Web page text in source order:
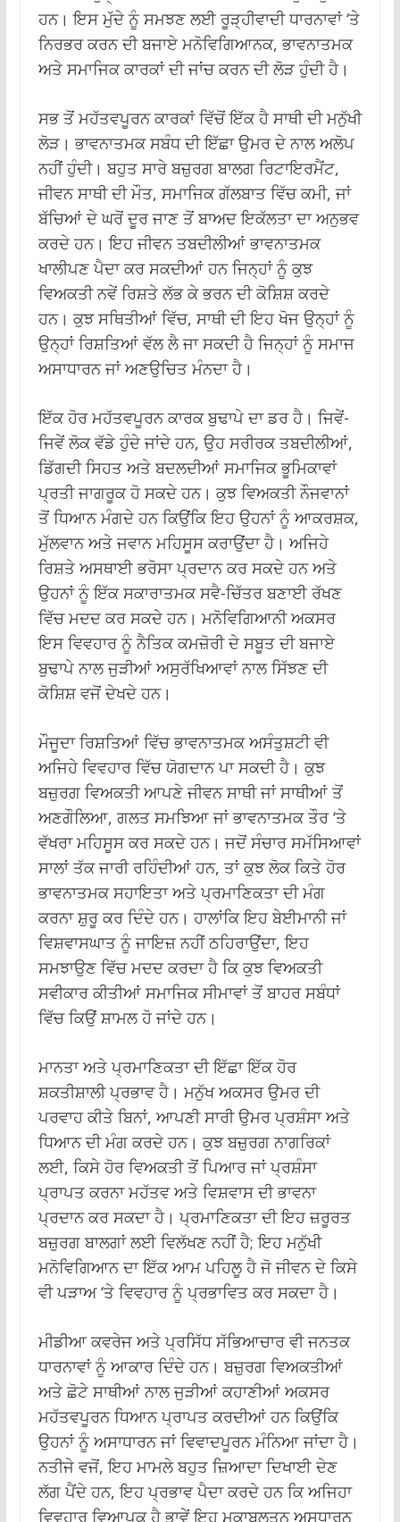
ਹਨ। ਇਸ ਮੁੱਦੇ ਨੂੰ ਸਮਝਣ ਲਈ ਰੂੜ੍ਹੀਵਾਦੀ ਧਾਰਨਾਵਾਂ ‘ਤੇ
ਨਿਰਭਰ ਕਰਨ ਦੀ ਬਜਾਏ ਮਨੋਵਿਗਿਆਨਕ, ਭਾਵਨਾਤਮਕ
ਅਤੇ ਸਮਾਜਿਕ ਕਾਰਕਾਂ ਦੀ ਜਾਂਚ ਕਰਨ ਦੀ ਲੋੜ ਹੁੰਦੀ ਹੈ।
ਸਭ ਤੋਂ ਮਹੱਤਵਪੂਰਨ ਕਾਰਕਾਂ ਵਿੱਚੋਂ ਇੱਕ ਹੈ ਸਾਥੀ ਦੀ ਮਨੁੱਖੀ
ਲੋੜ। ਭਾਵਨਾਤਮਕ ਸਬੰਧ ਦੀ ਇੱਛਾ ਉਮਰ ਦੇ ਨਾਲ ਅਲੋਪ
ਨਹੀਂ ਹੁੰਦੀ। ਬਹੁਤ ਸਾਰੇ ਬਜ਼ੁਰਗ ਬਾਲਗ ਰਿਟਾਇਰਮੈਂਟ,
ਜੀਵਨ ਸਾਥੀ ਦੀ ਮੌਤ, ਸਮਾਜਿਕ ਗੱਲਬਾਤ ਵਿੱਚ ਕਮੀ, ਜਾਂ
ਬੱਚਿਆਂ ਦੇ ਘਰੋਂ ਦੂਰ ਜਾਣ ਤੋਂ ਬਾਅਦ ਇਕੱਲਤਾ ਦਾ ਅਨੁਭਵ
ਕਰਦੇ ਹਨ। ਇਹ ਜੀਵਨ ਤਬਦੀਲੀਆਂ ਭਾਵਨਾਤਮਕ
ਖਾਲੀਪਣ ਪੈਦਾ ਕਰ ਸਕਦੀਆਂ ਹਨ ਜਿਨ੍ਹਾਂ ਨੂੰ ਕੁਝ
ਵਿਅਕਤੀ ਨਵੇਂ ਰਿਸ਼ਤੇ ਲੱਭ ਕੇ ਭਰਨ ਦੀ ਕੋਸ਼ਿਸ਼ ਕਰਦੇ
ਹਨ। ਕੁਝ ਸਥਿਤੀਆਂ ਵਿੱਚ, ਸਾਥੀ ਦੀ ਇਹ ਖੋਜ ਉਨ੍ਹਾਂ ਨੂੰ
ਉਨ੍ਹਾਂ ਰਿਸ਼ਤਿਆਂ ਵੱਲ ਲੈ ਜਾ ਸਕਦੀ ਹੈ ਜਿਨ੍ਹਾਂ ਨੂੰ ਸਮਾਜ
ਅਸਾਧਾਰਨ ਜਾਂ ਅਣਉਚਿਤ ਮੰਨਦਾ ਹੈ।
ਇੱਕ ਹੋਰ ਮਹੱਤਵਪੂਰਨ ਕਾਰਕ ਬੁਢਾਪੇ ਦਾ ਡਰ ਹੈ। ਜਿਵੇਂ-
ਜਿਵੇਂ ਲੋਕ ਵੱਡੇ ਹੁੰਦੇ ਜਾਂਦੇ ਹਨ, ਉਹ ਸਰੀਰਕ ਤਬਦੀਲੀਆਂ,
ਡਿੱਗਦੀ ਸਿਹਤ ਅਤੇ ਬਦਲਦੀਆਂ ਸਮਾਜਿਕ ਭੂਮਿਕਾਵਾਂ
ਪ੍ਰਤੀ ਜਾਗਰੂਕ ਹੋ ਸਕਦੇ ਹਨ। ਕੁਝ ਵਿਅਕਤੀ ਨੌਜਵਾਨਾਂ
ਤੋਂ ਧਿਆਨ ਮੰਗਦੇ ਹਨ ਕਿਉਂਕਿ ਇਹ ਉਹਨਾਂ ਨੂੰ ਆਕਰਸ਼ਕ,
ਮੁੱਲਵਾਨ ਅਤੇ ਜਵਾਨ ਮਹਿਸੂਸ ਕਰਾਉਂਦਾ ਹੈ। ਅਜਿਹੇ
ਰਿਸ਼ਤੇ ਅਸਥਾਈ ਭਰੋਸਾ ਪ੍ਰਦਾਨ ਕਰ ਸਕਦੇ ਹਨ ਅਤੇ
ਉਹਨਾਂ ਨੂੰ ਇੱਕ ਸਕਾਰਾਤਮਕ ਸਵੈ-ਚਿੱਤਰ ਬਣਾਈ ਰੱਖਣ
ਵਿੱਚ ਮਦਦ ਕਰ ਸਕਦੇ ਹਨ। ਮਨੋਵਿਗਿਆਨੀ ਅਕਸਰ
ਇਸ ਵਿਵਹਾਰ ਨੂੰ ਨੈਤਿਕ ਕਮਜ਼ੋਰੀ ਦੇ ਸਬੂਤ ਦੀ ਬਜਾਏ
ਬੁਢਾਪੇ ਨਾਲ ਜੁੜੀਆਂ ਅਸੁਰੱਖਿਆਵਾਂ ਨਾਲ ਸਿੱਝਣ ਦੀ
ਕੋਸ਼ਿਸ਼ ਵਜੋਂ ਦੇਖਦੇ ਹਨ।
ਮੌਜੂਦਾ ਰਿਸ਼ਤਿਆਂ ਵਿੱਚ ਭਾਵਨਾਤਮਕ ਅਸੰਤੁਸ਼ਟੀ ਵੀ
ਅਜਿਹੇ ਵਿਵਹਾਰ ਵਿੱਚ ਯੋਗਦਾਨ ਪਾ ਸਕਦੀ ਹੈ। ਕੁਝ
ਬਜ਼ੁਰਗ ਵਿਅਕਤੀ ਆਪਣੇ ਜੀਵਨ ਸਾਥੀ ਜਾਂ ਸਾਥੀਆਂ ਤੋਂ
ਅਣਗੌਲਿਆ, ਗਲਤ ਸਮਝਿਆ ਜਾਂ ਭਾਵਨਾਤਮਕ ਤੌਰ ‘ਤੇ
ਵੱਖਰਾ ਮਹਿਸੂਸ ਕਰ ਸਕਦੇ ਹਨ। ਜਦੋਂ ਸੰਚਾਰ ਸਮੱਸਿਆਵਾਂ
ਸਾਲਾਂ ਤੱਕ ਜਾਰੀ ਰਹਿੰਦੀਆਂ ਹਨ, ਤਾਂ ਕੁਝ ਲੋਕ ਕਿਤੇ ਹੋਰ
ਭਾਵਨਾਤਮਕ ਸਹਾਇਤਾ ਅਤੇ ਪ੍ਰਮਾਣਿਕਤਾ ਦੀ ਮੰਗ
ਕਰਨਾ ਸ਼ੁਰੂ ਕਰ ਦਿੰਦੇ ਹਨ। ਹਾਲਾਂਕਿ ਇਹ ਬੇਈਮਾਨੀ ਜਾਂ
ਵਿਸ਼ਵਾਸਘਾਤ ਨੂੰ ਜਾਇਜ਼ ਨਹੀਂ ਠਹਿਰਾਉਂਦਾ, ਇਹ
ਸਮਝਾਉਣ ਵਿੱਚ ਮਦਦ ਕਰਦਾ ਹੈ ਕਿ ਕੁਝ ਵਿਅਕਤੀ
ਸਵੀਕਾਰ ਕੀਤੀਆਂ ਸਮਾਜਿਕ ਸੀਮਾਵਾਂ ਤੋਂ ਬਾਹਰ ਸਬੰਧਾਂ
ਵਿੱਚ ਕਿਉਂ ਸ਼ਾਮਲ ਹੋ ਜਾਂਦੇ ਹਨ।
ਮਾਨਤਾ ਅਤੇ ਪ੍ਰਮਾਣਿਕਤਾ ਦੀ ਇੱਛਾ ਇੱਕ ਹੋਰ
ਸ਼ਕਤੀਸ਼ਾਲੀ ਪ੍ਰਭਾਵ ਹੈ। ਮਨੁੱਖ ਅਕਸਰ ਉਮਰ ਦੀ
ਪਰਵਾਹ ਕੀਤੇ ਬਿਨਾਂ, ਆਪਣੀ ਸਾਰੀ ਉਮਰ ਪ੍ਰਸ਼ੰਸਾ ਅਤੇ
ਧਿਆਨ ਦੀ ਮੰਗ ਕਰਦੇ ਹਨ। ਕੁਝ ਬਜ਼ੁਰਗ ਨਾਗਰਿਕਾਂ
ਲਈ, ਕਿਸੇ ਹੋਰ ਵਿਅਕਤੀ ਤੋਂ ਪਿਆਰ ਜਾਂ ਪ੍ਰਸ਼ੰਸਾ
ਪ੍ਰਾਪਤ ਕਰਨਾ ਮਹੱਤਵ ਅਤੇ ਵਿਸ਼ਵਾਸ ਦੀ ਭਾਵਨਾ
ਪ੍ਰਦਾਨ ਕਰ ਸਕਦਾ ਹੈ। ਪ੍ਰਮਾਣਿਕਤਾ ਦੀ ਇਹ ਜ਼ਰੂਰਤ
ਬਜ਼ੁਰਗ ਬਾਲਗਾਂ ਲਈ ਵਿਲੱਖਣ ਨਹੀਂ ਹੈ; ਇਹ ਮਨੁੱਖੀ
ਮਨੋਵਿਗਿਆਨ ਦਾ ਇੱਕ ਆਮ ਪਹਿਲੂ ਹੈ ਜੋ ਜੀਵਨ ਦੇ ਕਿਸੇ
ਵੀ ਪੜਾਅ ‘ਤੇ ਵਿਵਹਾਰ ਨੂੰ ਪ੍ਰਭਾਵਿਤ ਕਰ ਸਕਦਾ ਹੈ।
ਮੀਡੀਆ ਕਵਰੇਜ ਅਤੇ ਪ੍ਰਸਿੱਧ ਸੱਭਿਆਚਾਰ ਵੀ ਜਨਤਕ
ਧਾਰਨਾਵਾਂ ਨੂੰ ਆਕਾਰ ਦਿੰਦੇ ਹਨ। ਬਜ਼ੁਰਗ ਵਿਅਕਤੀਆਂ
ਅਤੇ ਛੋਟੇ ਸਾਥੀਆਂ ਨਾਲ ਜੁੜੀਆਂ ਕਹਾਣੀਆਂ ਅਕਸਰ
ਮਹੱਤਵਪੂਰਨ ਧਿਆਨ ਪ੍ਰਾਪਤ ਕਰਦੀਆਂ ਹਨ ਕਿਉਂਕਿ
ਉਹਨਾਂ ਨੂੰ ਅਸਾਧਾਰਨ ਜਾਂ ਵਿਵਾਦਪੂਰਨ ਮੰਨਿਆ ਜਾਂਦਾ ਹੈ।
ਨਤੀਜੇ ਵਜੋਂ, ਇਹ ਮਾਮਲੇ ਬਹੁਤ ਜ਼ਿਆਦਾ ਦਿਖਾਈ ਦੇਣ
ਲੱਗ ਪੈਂਦੇ ਹਨ, ਇਹ ਪ੍ਰਭਾਵ ਪੈਦਾ ਕਰਦੇ ਹਨ ਕਿ ਅਜਿਹਾ
ਵਿਵਹਾਰ ਵਿਆਪਕ ਹੈ ਭਾਵੇਂ ਇਹ ਮੁਕਾਬਲਤਨ ਅਸਧਾਰਨ